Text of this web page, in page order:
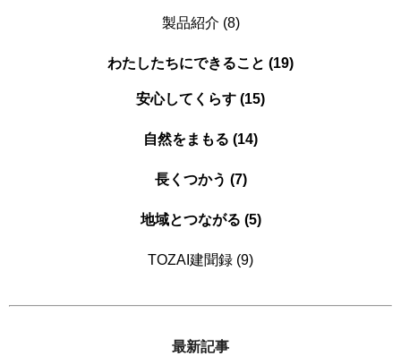
製品紹介 (8)
わたしたちにできること (19)
安心してくらす (15)
自然をまもる (14)
長くつかう (7)
地域とつながる (5)
TOZAI建聞録 (9)
最新記事